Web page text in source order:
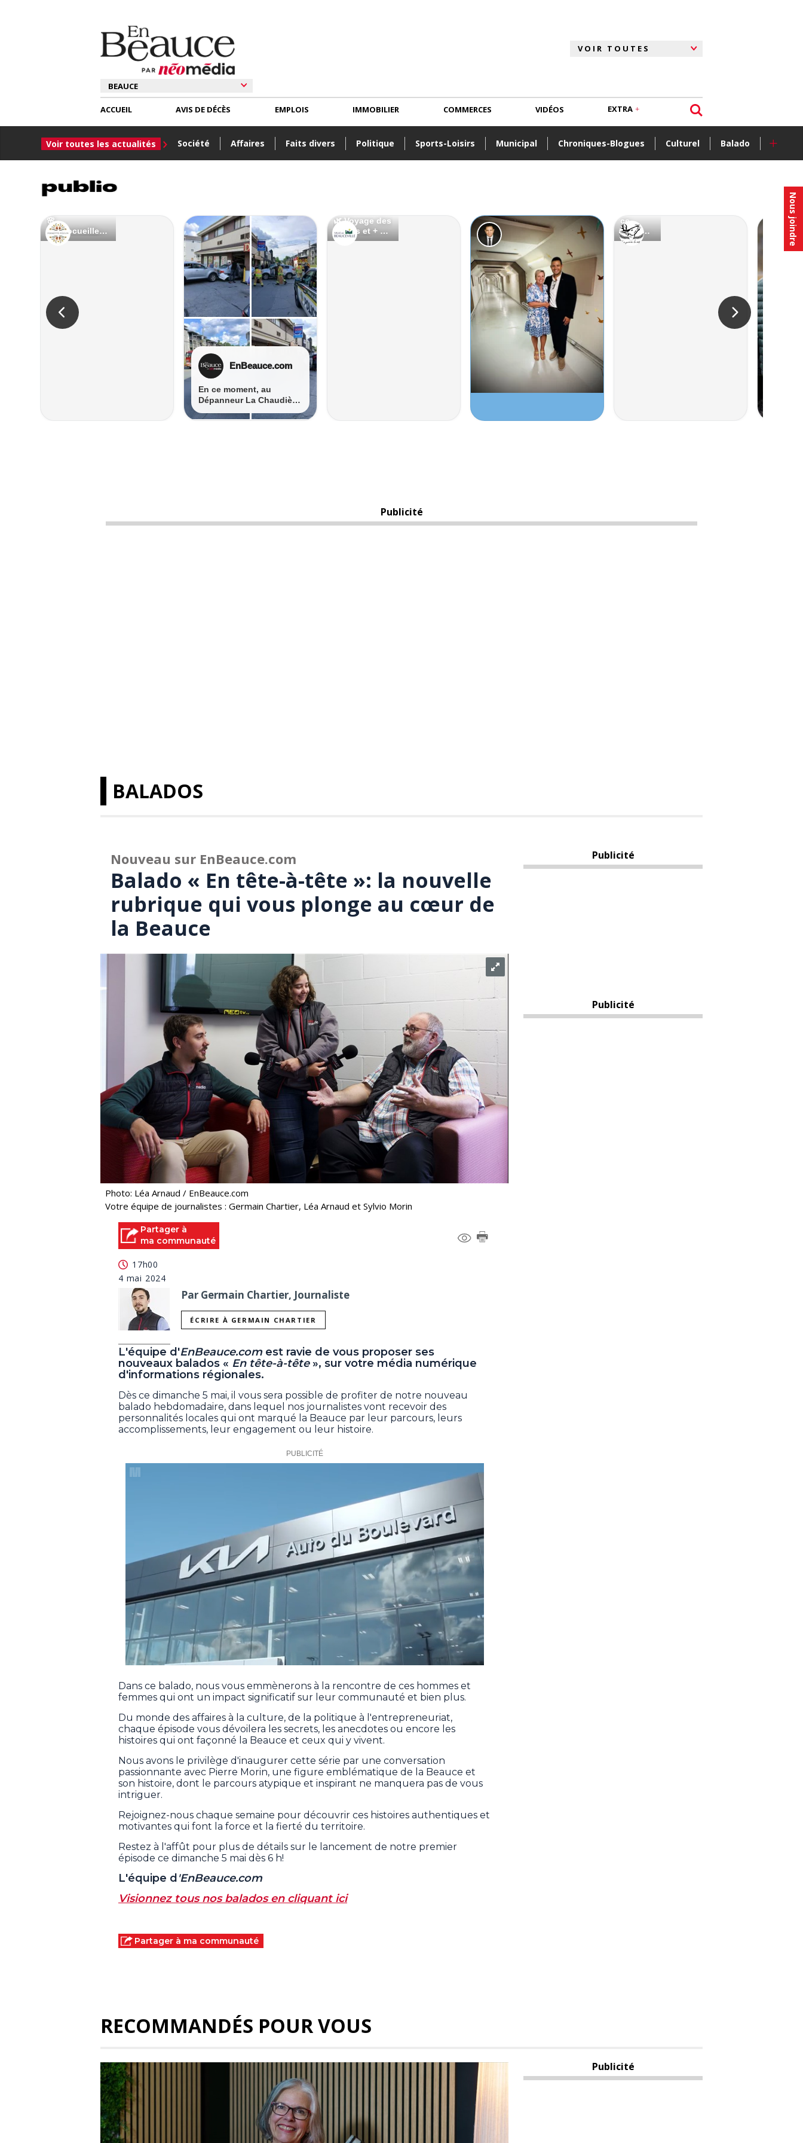
Nous joindre
ACCUEIL
Voir toutes les actualités Société Affaires Faits divers Politique Sports-Loisirs Municipal Chroniques-Blogues Culturel Balado +
AVIS DE DÉCÈS EMPLOIS IMMOBILIER COMMERCES VIDÉOS EXTRA
Publicité
BALADOS
Nouveau sur EnBeauce.com
Balado « En tête-à-tête »: la nouvelle
rubrique qui vous plonge au cœur de
la Beauce
Photo: Léa Arnaud / EnBeauce.com
Votre équipe de journalistes : Germain Chartier, Léa Arnaud et Sylvio Morin
Partager à
ma communauté
17h00
4 mai 2024
Par Germain Chartier, Journaliste
ÉCRIRE À GERMAIN CHARTIER
L'équipe d'EnBeauce.com est ravie de vous proposer ses
nouveaux balados « En tête-à-tête», sur votre média numérique
d'informations régionales.
Dès ce dimanche 5 mai, il vous sera possible de profiter de notre nouveau
balado hebdomadaire, dans lequel nos journalistes vont recevoir des
personnalités locales qui ont marqué la Beauce par leur parcours, leurs
accomplissements, leur engagement ou leur histoire.
Dans ce balado, nous vous emmènerons à la rencontre de ces hommes et
femmes qui ont un impact significatif sur leur communauté et bien plus.
Du monde des affaires à la culture, de la politique à l'entrepreneuriat,
chaque épisode vous dévoilera les secrets, les anecdotes ou encore les
histoires qui ont façonné la Beauce et ceux qui y vivent.
Nous avons le privilège d'inaugurer cette série par une conversation
passionnante avec Pierre Morin, une figure emblématique de la Beauce et
son histoire, dont le parcours atypique et inspirant ne manquera pas de vous
intriguer.
Rejoignez-nous chaque semaine pour découvrir ces histoires authentiques et
motivantes qui font la force et la fierté du territoire.
Restez à l'affût pour plus de détails sur le lancement de notre premier
épisode ce dimanche 5 mai dès 6 h!
L'équipe d 'EnBeauce.com
Visionnez tous nos balados en cliquant ici
Partager à ma communauté
Publicité
Publicité
RECOMMANDÉS POUR VOUS
Publicité